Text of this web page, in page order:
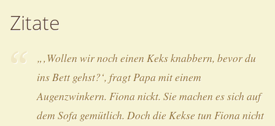
Zitate
„‚Wollen wir noch einen Keks knabbern, bevor du
ins Bett gehst?‘, fragt Papa mit einem
Augenzwinkern. Fiona nickt. Sie machen es sich auf
dem Sofa gemütlich. Doch die Kekse tun Fiona nicht